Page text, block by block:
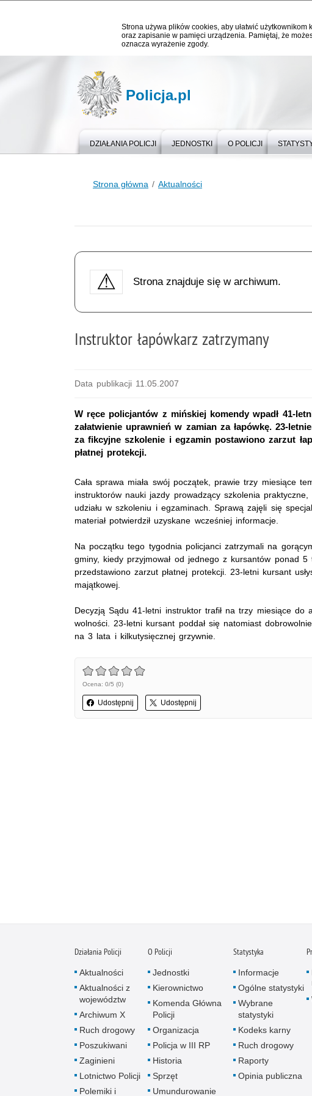
Strona używa plików cookies, aby ułatwić
oraz zapisanie w pamięci urządzenia. Pamiętaj, że
oznacza wyrażenie zgody.
Policja.pl
DZIAŁANIA POLICJI JEDNOSTKI O POLICJI
Strona główna Aktualności
Strona znajduje się w archiwum.
Instruktor łapówkarz zatrzymany
Data publikacji 11.05.2007
W ręce policjantów z mińskiej komendy wpadł 41-
załatwienie uprawnień w zamian za łapówkę. 23-
za fikcyjne szkolenie i egzamin postawiono zarzut
płatnej protekcji.
Cała sprawa miała swój początek, prawie trzy miesiące
instruktorów nauki jazdy prowadzący szkolenia
udziału w szkoleniu i egzaminach. Sprawą zajęli się
materiał potwierdził uzyskane wcześniej informacje.
Na początku tego tygodnia policjanci zatrzymali na
gminy, kiedy przyjmował od jednego z kursantów ponad 5
przedstawiono zarzut płatnej protekcji. 23-letni kursant
majątkowej.
Decyzją Sądu 41-letni instruktor trafił na trzy miesiące
wolności. 23-letni kursant poddał się natomiast
na 3 lata i kilkutysięcznej grzywnie.
Ocena: 0/5 (0)
Udostępnij Udostępnij
Działania Policji
Aktualności
Aktualności z
województw
Archiwum X
Ruch drogowy
Poszukiwani
Zaginieni
Lotnictwo Policji
Polemiki i
O Policji
Jednostki
Kierownictwo
Komenda Główna
Policji
Organizacja
Policja w III RP
Historia
Sprzęt
Umundurowanie
Statystyka
Informacje
Ogólne statystyki
Wybrane
statystyki
Kodeks karny
Ruch drogowy
Raporty
Opinia publiczna